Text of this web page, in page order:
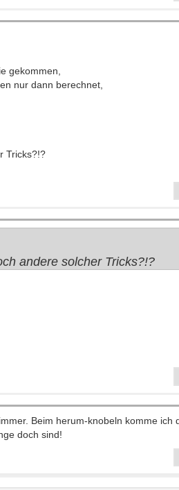
gekommen,
nur dann berechnet,
Tricks?!?
andere solcher Tricks?!?
Beim herum-knobeln komme
doch sind!